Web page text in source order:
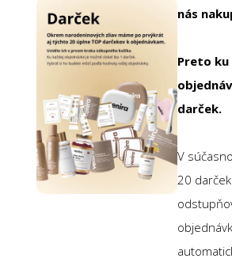
nás
Preto ku
darček.
V
20